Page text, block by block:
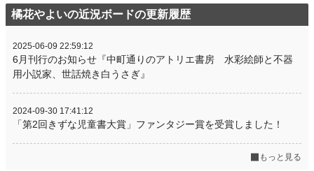
橘花やよいの近況ボードの更新履歴
2025-06-09 22:59:12
6月刊行のお知らせ『中町通りのアトリエ書房 水彩絵師と不器
用小説家、世話焼き白うさぎ』
2024-09-30 17:41:12
「第2回きずな児童書大賞」ファンタジー賞を受賞しました！
もっと見る